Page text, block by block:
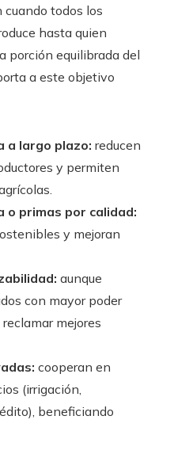
cuando todos los
hasta quien
porción equilibrada del
a este objetivo
a largo plazo: reducen
y permiten
o primas por calidad:
y mejoran
aunque
con mayor poder
mejores
cooperan en
(irrigación,
beneficiando